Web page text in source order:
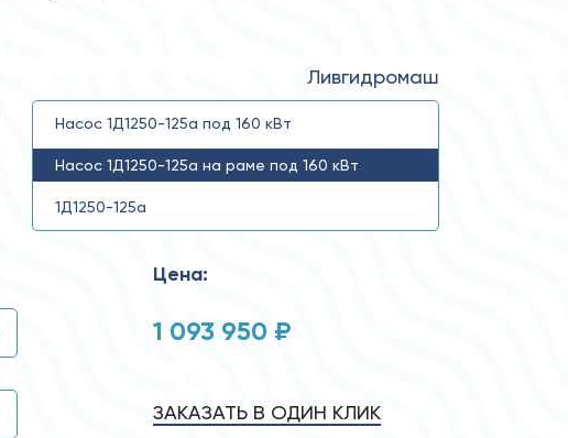
Ливгидромаш
Насос 1Д1250-125а под 160 кВт
Насос 1Д1250-125а на раме под 160 кВт
1Д1250-125а
Цена:
1 093 950 ₽
ЗАКАЗАТЬ В ОДИН КЛИК